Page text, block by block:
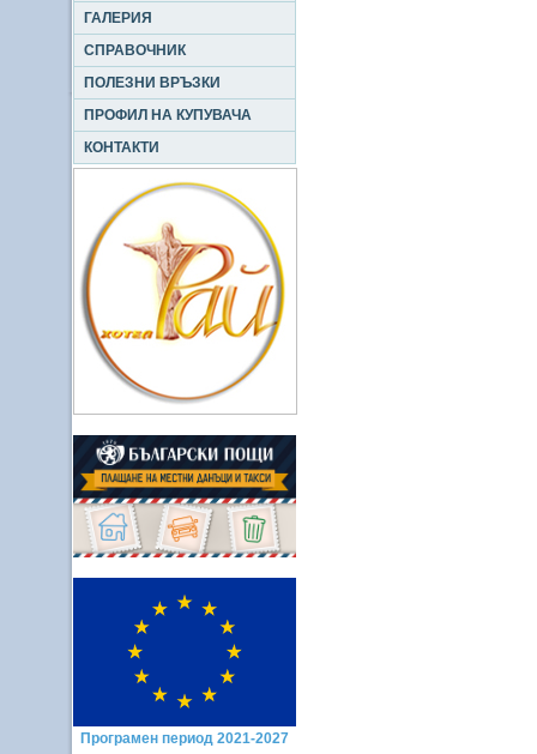
ГАЛЕРИЯ
СПРАВОЧНИК
ПОЛЕЗНИ ВРЪЗКИ
ПРОФИЛ НА КУПУВАЧА
КОНТАКТИ
Програмен период 2021-2027